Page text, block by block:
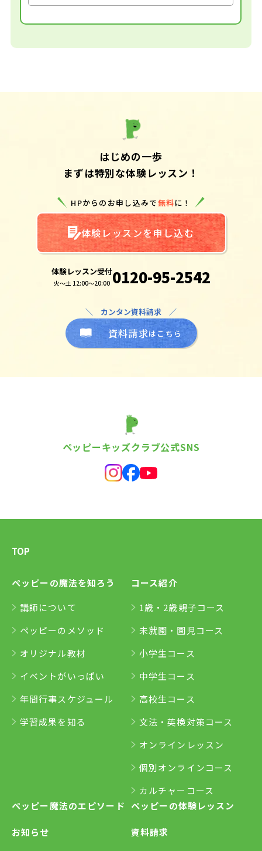
はじめの一歩
まずは特別な体験レッスン！
HPからのお申し込みで無料に！
体験レッスンを申し込む
体験レッスン受付
火～土 12:00～20:00 0120-95-2542
＼ カンタン資料請求 ／
資料請求はこちら
ペッピーキッズクラブ公式SNS
TOP
ペッピーの魔法を知ろう
講師について
ペッピーのメソッド
オリジナル教材
イベントがいっぱい
年間行事スケジュール
学習成果を知る
コース紹介
1歳・2歳親子コース
未就園・園児コース
小学生コース
中学生コース
高校生コース
文法・英検対策コース
オンラインレッスン
個別オンラインコース
カルチャーコース
ペッピー魔法のエピソード
お知らせ
ペッピーの体験レッスン
資料請求